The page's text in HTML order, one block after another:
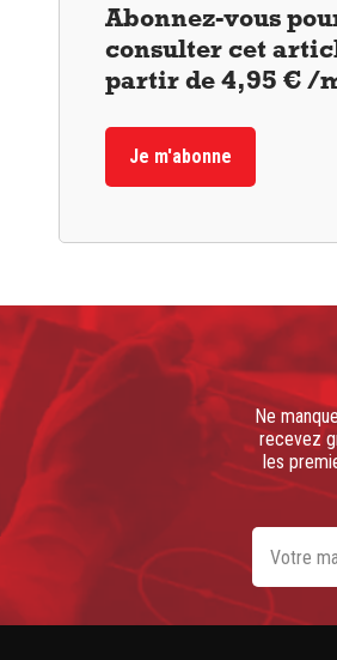
Abonnez-vous
consulter cet
partir de 4,95 € /
Je m'abonne
Ne
recevez
les